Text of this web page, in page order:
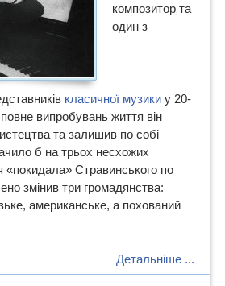
композитор та
один з
класичної музики у 20-
повне випробувань життя він
та залишив по собі
б на трьох несхожих
«покидала» Стравинського по
змінив три громадянства:
американське, а похований
Детальніше ...